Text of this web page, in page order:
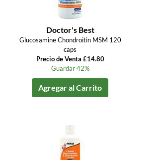
Doctor's Best
Glucosamine Chondroitin MSM 120
caps
Precio de Venta £14.80
Guardar 42%
Agregar al Carrito